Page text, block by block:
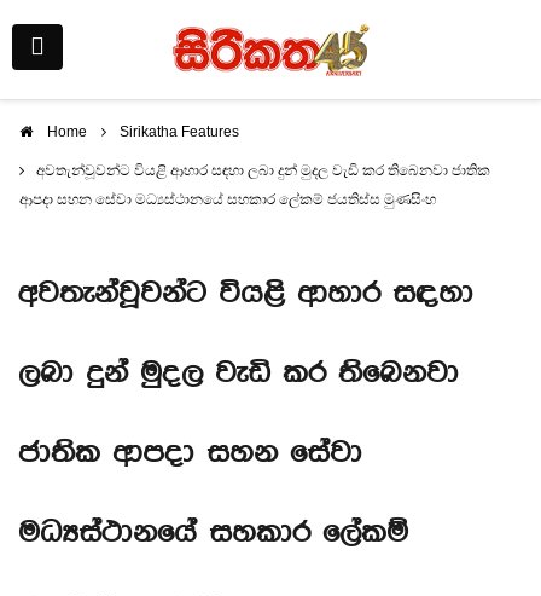
Home Sirikatha Features
අවතැන්වූවන්ට වියළි ආහාර සඳහා ලබා දුන් මුදල වැඩි කර තිබෙනවා ජාතික
ආපදා සහන සේවා මධ්‍යස්ථානයේ සහකාර ලේකම් ජයතිස්ස මුණසිංහ
අවතැන්වූවන්ට වියළි ආහාර සඳහා
ලබා දුන් මුදල වැඩි කර තිබෙනවා
ජාතික ආපදා සහන සේවා
මධ්‍යස්ථානයේ සහකාර ලේකම්